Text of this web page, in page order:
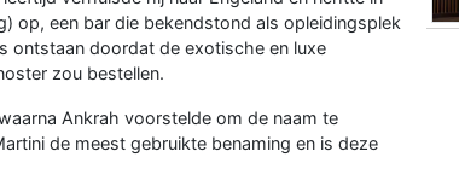
op, een bar die bekendstond als opleidingsplek
ontstaan doordat de exotische en luxe
zou bestellen.
Ankrah voorstelde om de naam te
de meest gebruikte benaming en is deze